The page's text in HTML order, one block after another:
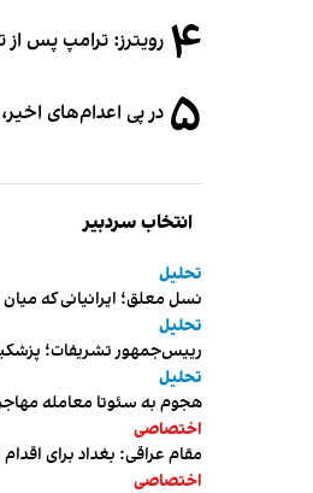
۴ رویترز: ترامپ پس
۵ در پی اعدام‌های
انتخاب سردبیر
تحلیل
نسل معلق؛ ایرانیانی که
تحلیل
رییس‌جمهور تشریفات؛
تحلیل
هجوم به سئوتا معامله
اختصاصی
مقام عراقی: بغداد برای
اختصاصی